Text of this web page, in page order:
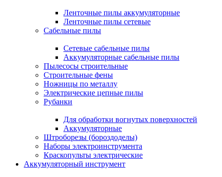
Ленточные пилы аккумуляторные
Ленточные пилы сетевые
Сабельные пилы
Сетевые сабельные пилы
Аккумуляторные сабельные пилы
Пылесосы строительные
Строительные фены
Ножницы по металлу
Электрические цепные пилы
Рубанки
Для обработки вогнутых поверхностей
Аккумуляторные
Штроборезы (бороздоделы)
Наборы электроинструмента
Краскопульты электрические
Аккумуляторный инструмент